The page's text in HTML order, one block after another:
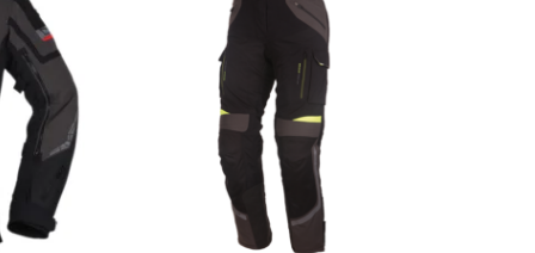
mehrere
Varianten
auf.
Die
Optionen
können
auf
der
Produktseite
gewählt